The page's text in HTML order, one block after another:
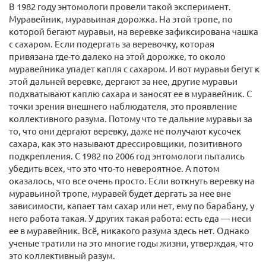
В 1982 году энтомологи провели такой эксперимент.
Муравейник, муравьиная дорожка. На этой тропе, по
которой бегают муравьи, на веревке зафиксирована чашка
с сахаром. Если подергать за веревочку, которая
привязана где-то далеко на этой дорожке, то около
муравейника упадет капля с сахаром. И вот муравьи бегут к
этой дальней веревке, дергают за нее, другие муравьи
подхватывают каплю сахара и заносят ее в муравейник. С
точки зрения внешнего наблюдателя, это проявление
коллективного разума. Потому что те дальние муравьи за
то, что они дергают веревку, даже не получают кусочек
сахара, как это называют дрессировщики, позитивного
подкрепления. С 1982 по 2006 год энтомологи пытались
убедить всех, что это что-то невероятное. А потом
оказалось, что все очень просто. Если воткнуть веревку на
муравьиной тропе, муравей будет дергать за нее вне
зависимости, капает там сахар или нет, ему по барабану, у
него работа такая. У других такая работа: есть еда — неси
ее в муравейник. Всё, никакого разума здесь нет. Однако
ученые тратили на это многие годы жизни, утверждая, что
это коллективный разум.